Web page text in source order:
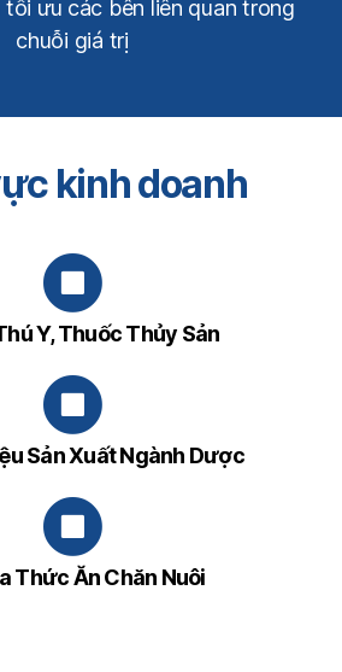
ưu các bên liên quan trong
chuỗi giá trị
kinh doanh
Y, Thuốc Thủy Sản
Sản Xuất Ngành Dược
Thức Ăn Chăn Nuôi